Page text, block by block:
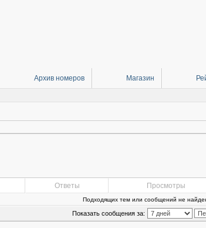
Архив номеров Магазин
Ответы Просмотры
Подходящих тем или сообщений не
Показать сообщения за: